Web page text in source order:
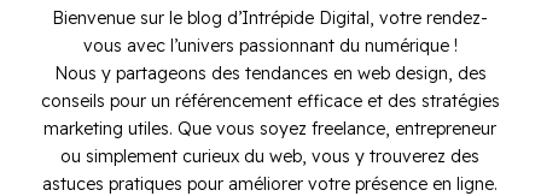
Bienvenue sur le blog d’Intrépide Digital, votre rendez-
vous avec l’univers passionnant du numérique !
Nous y partageons des tendances en web design, des
conseils pour un référencement efficace et des stratégies
marketing utiles. Que vous soyez freelance, entrepreneur
ou simplement curieux du web, vous y trouverez des
astuces pratiques pour améliorer votre présence en ligne.